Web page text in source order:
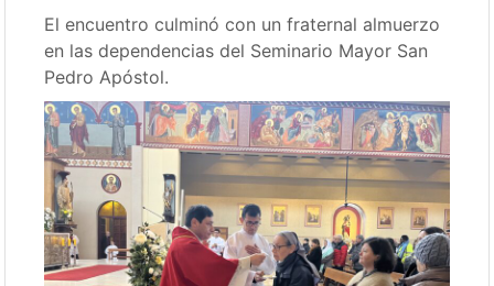
El encuentro culminó con un fraternal almuerzo
en las dependencias del Seminario Mayor San
Pedro Apóstol.